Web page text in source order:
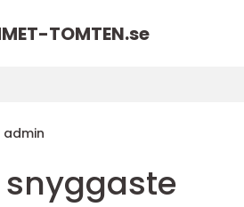
TOMTEN.se
admin